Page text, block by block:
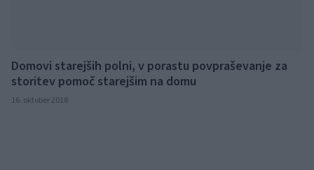
Domovi starejših polni, v porastu povpraševanje za
storitev pomoč starejšim na domu
16. oktober 2018